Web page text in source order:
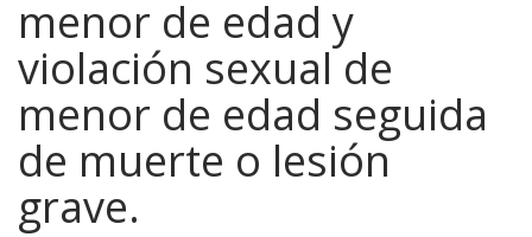
menor de edad y
violación sexual de
menor de edad seguida
de muerte o lesión
grave.